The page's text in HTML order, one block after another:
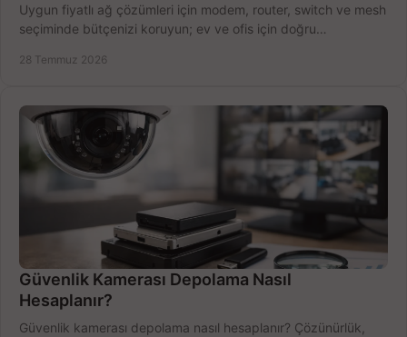
Uygun fiyatlı ağ çözümleri için modem, router, switch ve mesh
seçiminde bütçenizi koruyun; ev ve ofis için doğru
28 Temmuz 2026
Güvenlik Kamerası Depolama Nasıl
Hesaplanır?
Güvenlik kamerası depolama nasıl hesaplanır? Çözünürlük,